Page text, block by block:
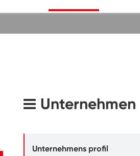
Unternehmen
Unternehmens profil